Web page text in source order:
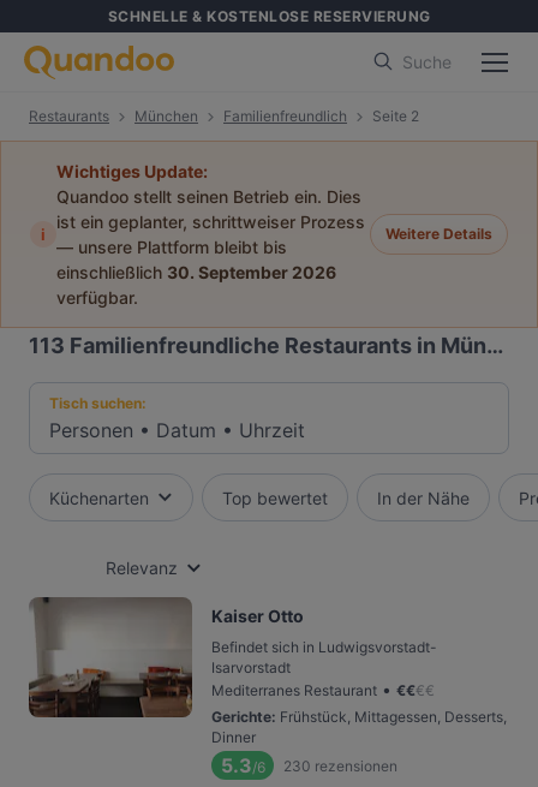
SCHNELLE & KOSTENLOSE RESERVIERUNG
Suche
Restaurants München Familienfreundlich Seite 2
i
Wichtiges Update:
Quandoo stellt seinen Betrieb ein. Dies
ist ein geplanter, schrittweiser Prozess
— unsere Plattform bleibt bis
einschließlich 30. September 2026
verfügbar.
Weitere Details
113 Familienfreundliche Restaurants in München
Tisch suchen:
Personen • Datum • Uhrzeit
Küchenarten Top bewertet In der Nähe
Relevanz
Kaiser Otto
Befindet sich in Ludwigsvorstadt-
Isarvorstadt
Mediterranes Restaurant • €€€€
Gerichte: Frühstück, Mittagessen, Desserts,
Dinner
5.3/6 230 rezensionen